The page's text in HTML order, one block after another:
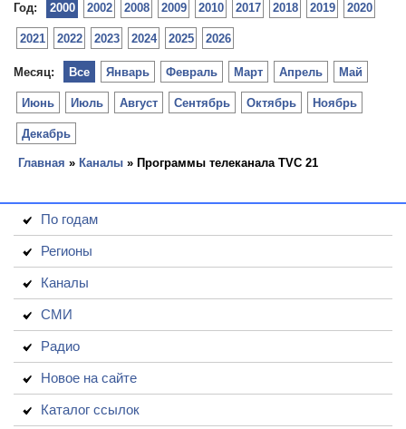
Год: 2000 2002 2008 2009 2010 2017 2018 2019 2020
2021 2022 2023 2024 2025 2026
Месяц: Январь Февраль Март Апрель Май
Июнь Июль Август Сентябрь Октябрь Ноябрь
Декабрь
Все
Главная » Каналы » Программы телеканала TVC 21
По годам
Регионы
Каналы
СМИ
Радио
Новое на сайте
Каталог ссылок